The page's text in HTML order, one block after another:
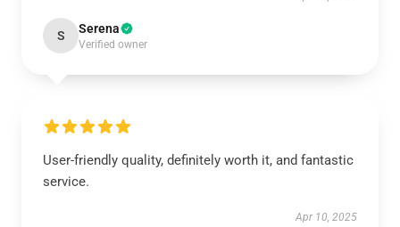
S Serena
Verified owner
User-friendly quality, definitely worth it, and fantastic
service.
Apr 10, 2025